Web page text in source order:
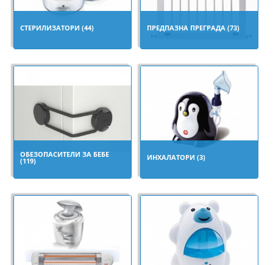
СТЕРИЛИЗАТОРИ (44) ПРЕДПАЗНА ПРЕГРАДА (73)
ОБЕЗОПАСИТЕЛИ ЗА БЕБЕ
(119) ИНХАЛАТОРИ (3)